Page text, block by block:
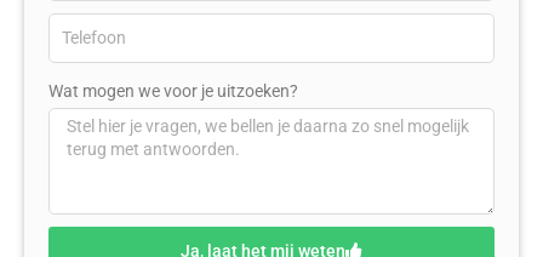
Wat mogen we voor je uitzoeken?
Ja, laat het mij weten